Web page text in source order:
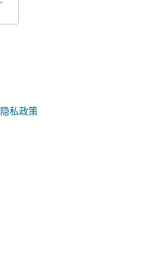
隐私政策